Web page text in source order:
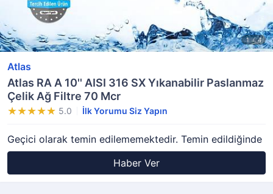
Atlas
Atlas RA A 10'' AISI 316 SX Yıkanabilir Paslanmaz
Çelik Ağ Filtre 70 Mcr
5.0 İlk Yorumu Siz Yapın
Geçici olarak temin edilememektedir. Temin edildiğinde
Haber Ver